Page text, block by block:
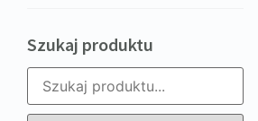
Szukaj produktu